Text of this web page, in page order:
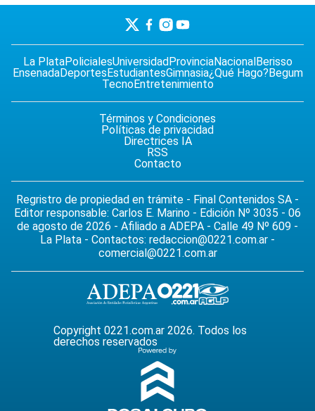
La PlataPolicialesUniversidadProvinciaNacionalBerisso
EnsenadaDeportesEstudiantesGimnasia¿Qué Hago?Begum
TecnoEntretenimiento
Términos y Condiciones
Políticas de privacidad
Directrices IA
RSS
Contacto
Regristro de propiedad en trámite - Final Contenidos SA -
Editor responsable: Carlos E. Marino - Edición Nº 3035 - 06
de agosto de 2026 - Afiliado a ADEPA - Calle 49 Nº 609 -
La Plata - Contactos: redaccion@0221.com.ar -
comercial@0221.com.ar
Copyright 0221.com.ar 2026. Todos los
derechos reservados